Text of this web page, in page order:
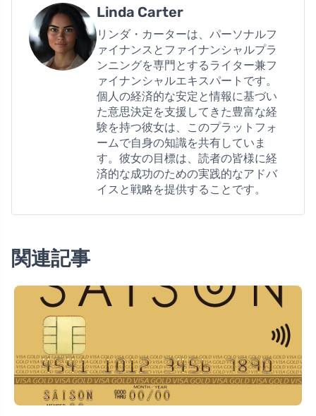
Linda Carter
リンダ・カーターは、パーソナルフ
ァイナンスとファイナンシャルプラ
ンニングを専門とするライター兼フ
ァイナンシャルエキスパートです。
個人の経済的な安定と情報に基づい
た意思決定を支援してきた豊富な経
験を持つ彼女は、このプラットフォ
ームで自身の知識を共有していま
す。彼女の目標は、読者の皆様に経
済的な成功のための実践的なアドバ
イスと戦略を提供することです。
関連記事